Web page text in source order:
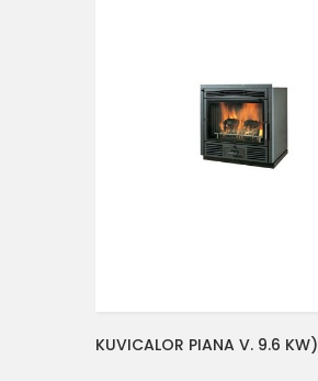
KUVICALOR PIANA V. 9.6 KW)